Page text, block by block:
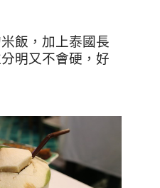
飯，加上泰國長
明又不會硬，好